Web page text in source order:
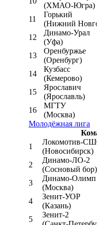
(ХМАО-Югра)
11
Горький
(Нижний
12
Динамо-Урал
(Уфа)
13
Оренбуржье
(Оренбург)
14
Кузбасс
(Кемерово)
15
Ярославич
(Ярославль)
16
МГТУ
(Москва)
Молодёжная лига
1
Локомотив-
(Новосибирск)
2
Динамо-ЛО-2
(Сосновый бор)
3
Динамо-Олимп
(Москва)
4
Зенит-УОР
(Казань)
5
Зенит-2